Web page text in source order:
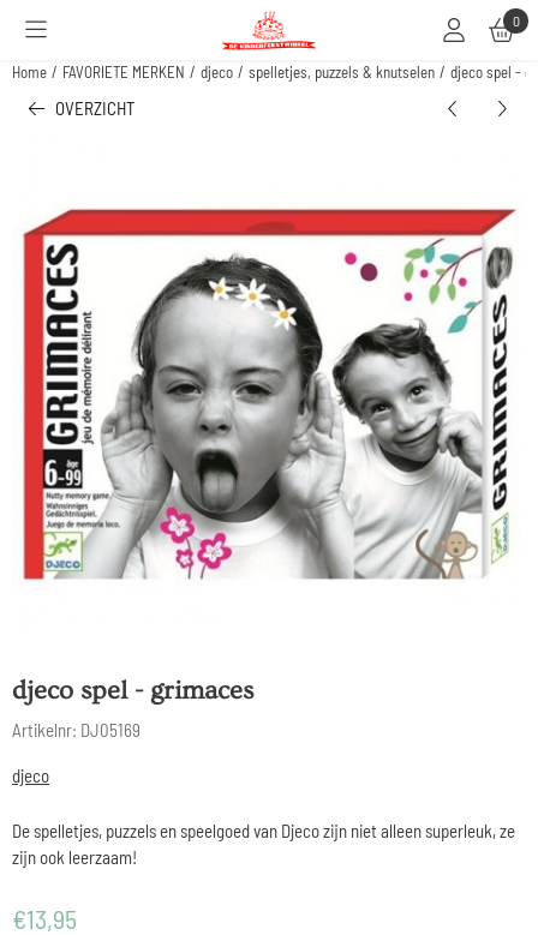
Cookievoorkeuren zijn beschikbaar. Kies instellingen of sta alle cookies toe.0
Home / FAVORIETE MERKEN / djeco / spelletjes, puzzels & knutselen / djeco spel -
OVERZICHT
djeco spel - grimaces
Artikelnr: DJ05169
djeco
De spelletjes, puzzels en speelgoed van Djeco zijn niet alleen superleuk, ze
zijn ook leerzaam!
€13,95